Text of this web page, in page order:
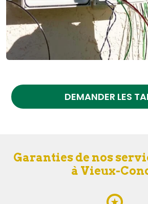
DEMANDER LES
Garanties de nos
à Vieux-